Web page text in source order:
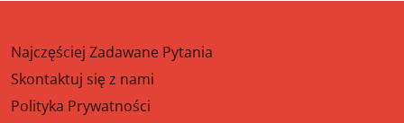
Najczęściej Zadawane Pytania
Skontaktuj się z nami
Polityka Prywatności